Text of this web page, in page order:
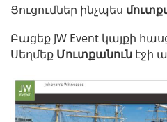
Ցուցումներ ինչպես
Բացեք JW Event կայքի
Սեղմեք Մուտքանուն էջի